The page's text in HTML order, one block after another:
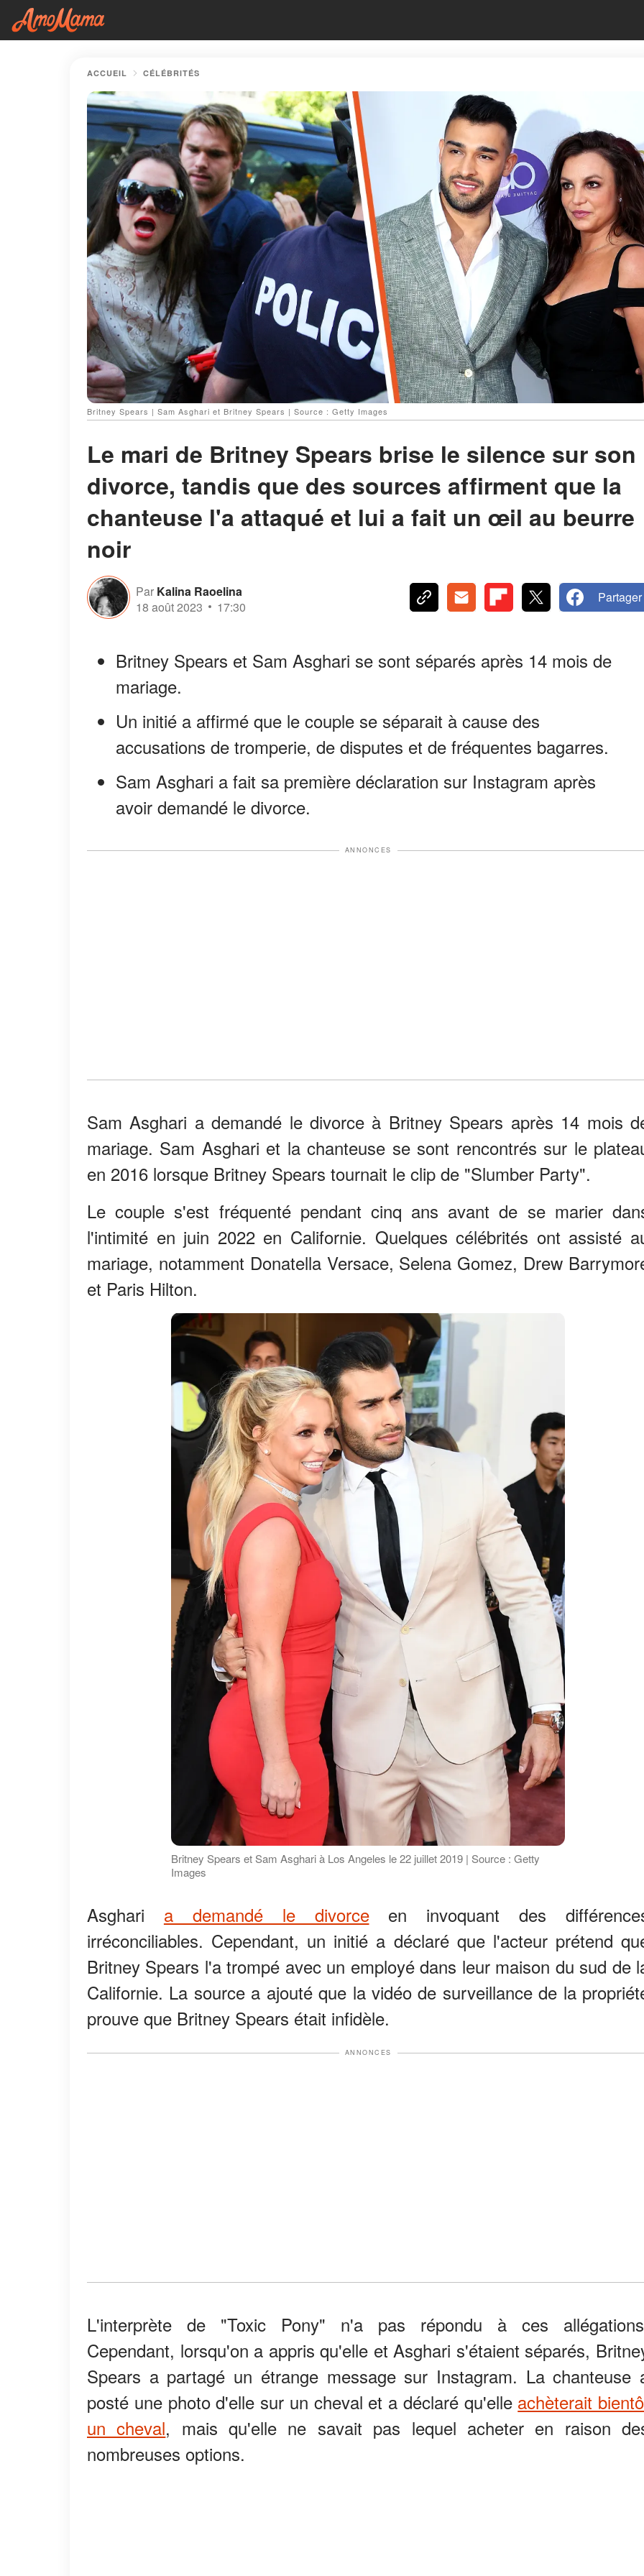
ACCUEIL CÉLÉBRITÉS
Britney Spears | Sam Asghari et Britney Spears | Source : Getty Images
Le mari de Britney Spears brise le silence sur son
divorce, tandis que des sources affirment que la
chanteuse l'a attaqué et lui a fait un œil au beurre
noir
Par Kalina Raoelina
18 août 2023
17:30
Partager
Britney Spears et Sam Asghari se sont séparés après 14 mois de
mariage.
Un initié a affirmé que le couple se séparait à cause des
accusations de tromperie, de disputes et de fréquentes bagarres.
Sam Asghari a fait sa première déclaration sur Instagram après
avoir demandé le divorce.
ANNONCES
Sam Asghari a demandé le divorce à Britney Spears après 14 mois
mariage. Sam Asghari et la chanteuse se sont rencontrés sur le
en 2016 lorsque Britney Spears tournait le clip de "Slumber Party".
Le couple s'est fréquenté pendant cinq ans avant de se marier
l'intimité en juin 2022 en Californie. Quelques célébrités ont assisté
mariage, notamment Donatella Versace, Selena Gomez, Drew
et Paris Hilton.
Britney Spears et Sam Asghari à Los Angeles le 22 juillet 2019 | Source : Getty
Images
Asghari a demandé le divorceen invoquant des
irréconciliables. Cependant, un initié a déclaré que l'acteur prétend
Britney Spears l'a trompé avec un employé dans leur maison du sud de
Californie. La source a ajouté que la vidéo de surveillance de la
prouve que Britney Spears était infidèle.
ANNONCES
L'interprète de "Toxic Pony" n'a pas répondu à ces
Cependant, lorsqu'on a appris qu'elle et Asghari s'étaient séparés,
Spears a partagé un étrange message sur Instagram. La chanteuse
posté une photo d'elle sur un cheval et a déclaré qu'elle achèterait
un cheval, mais qu'elle ne savait pas lequel acheter en raison
nombreuses options.